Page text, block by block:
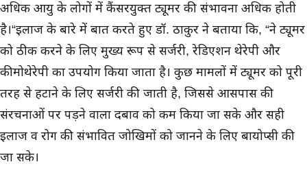
अधिक आयु के लोगों में कैंसरयुक्त ट्यूमर की संभावना अधिक होती
है।“इलाज के बारे में बात करते हुए डॉ. ठाकुर ने बताया कि, “ब्रेन ट्यूमर
को ठीक करने के लिए मुख्य रूप से सर्जरी, रेडिएशन थेरेपी और
कीमोथेरेपी का उपयोग किया जाता है। कुछ मामलों में ट्यूमर को पूरी
तरह से हटाने के लिए सर्जरी की जाती है, जिससे आसपास की
संरचनाओं पर पड़ने वाला दबाव को कम किया जा सके और सही
इलाज व रोग की संभावित जोखिमों को जानने के लिए बायोप्सी की
जा सके।